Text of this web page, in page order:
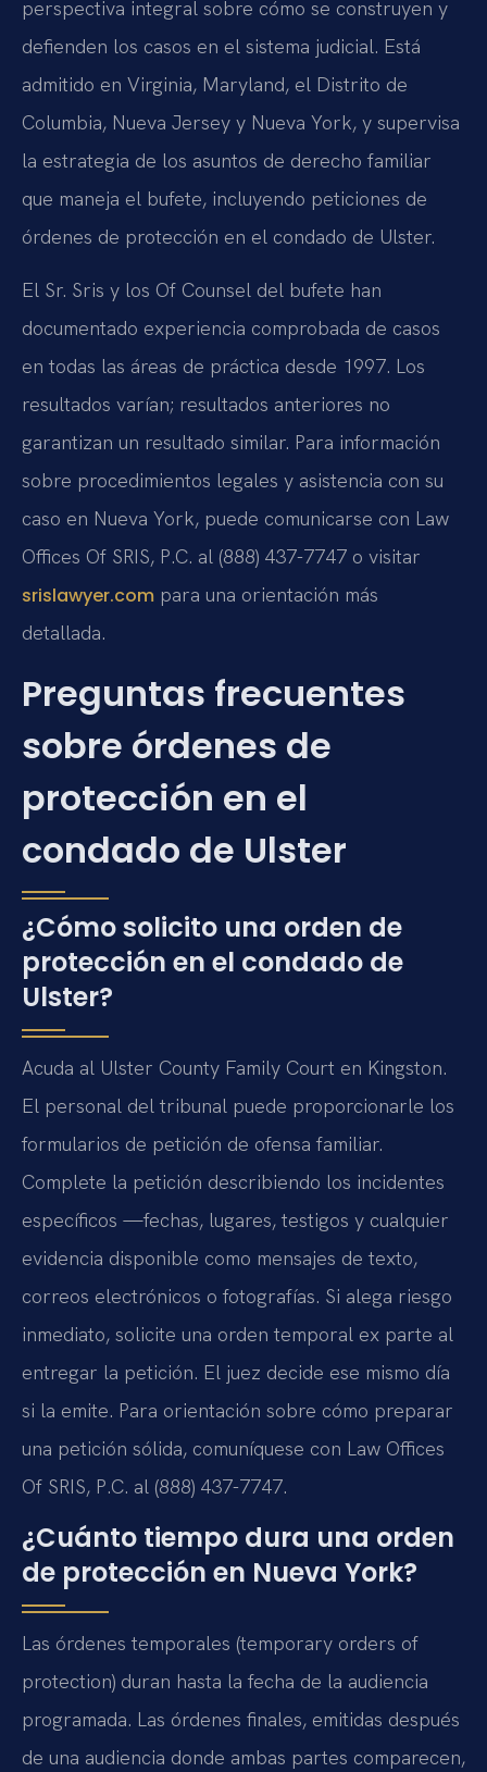
perspectiva integral sobre cómo se construyen y
defienden los casos en el sistema judicial. Está
admitido en Virginia, Maryland, el Distrito de
Columbia, Nueva Jersey y Nueva York, y supervisa
la estrategia de los asuntos de derecho familiar
que maneja el bufete, incluyendo peticiones de
órdenes de protección en el condado de Ulster.
El Sr. Sris y los Of Counsel del bufete han
documentado experiencia comprobada de casos
en todas las áreas de práctica desde 1997. Los
resultados varían; resultados anteriores no
garantizan un resultado similar. Para información
sobre procedimientos legales y asistencia con su
caso en Nueva York, puede comunicarse con Law
Offices Of SRIS, P.C. al (888) 437-7747 o visitar
srislawyer.com para una orientación más
detallada.
Preguntas frecuentes
sobre órdenes de
protección en el
condado de Ulster
¿Cómo solicito una orden de
protección en el condado de
Ulster?
Acuda al Ulster County Family Court en Kingston.
El personal del tribunal puede proporcionarle los
formularios de petición de ofensa familiar.
Complete la petición describiendo los incidentes
específicos —fechas, lugares, testigos y cualquier
evidencia disponible como mensajes de texto,
correos electrónicos o fotografías. Si alega riesgo
inmediato, solicite una orden temporal ex parte al
entregar la petición. El juez decide ese mismo día
si la emite. Para orientación sobre cómo preparar
una petición sólida, comuníquese con Law Offices
Of SRIS, P.C. al (888) 437-7747.
¿Cuánto tiempo dura una orden
de protección en Nueva York?
Las órdenes temporales (temporary orders of
protection) duran hasta la fecha de la audiencia
programada. Las órdenes finales, emitidas después
de una audiencia donde ambas partes comparecen,